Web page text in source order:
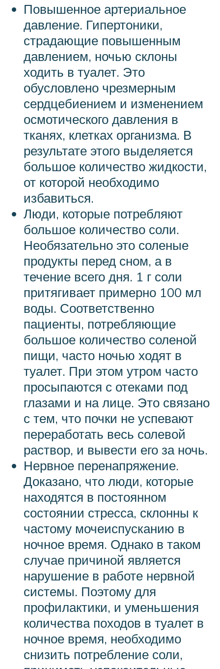
Повышенное артериальное
давление. Гипертоники,
страдающие повышенным
давлением, ночью склоны
ходить в туалет. Это
обусловлено чрезмерным
сердцебиением и изменением
осмотического давления в
тканях, клетках организма. В
результате этого выделяется
большое количество жидкости,
от которой необходимо
избавиться.
Люди, которые потребляют
большое количество соли.
Необязательно это соленые
продукты перед сном, а в
течение всего дня. 1 г соли
притягивает примерно 100 мл
воды. Соответственно
пациенты, потребляющие
большое количество соленой
пищи, часто ночью ходят в
туалет. При этом утром часто
просыпаются с отеками под
глазами и на лице. Это связано
с тем, что почки не успевают
переработать весь солевой
раствор, и вывести его за ночь.
Нервное перенапряжение.
Доказано, что люди, которые
находятся в постоянном
состоянии стресса, склонны к
частому мочеиспусканию в
ночное время. Однако в таком
случае причиной является
нарушение в работе нервной
системы. Поэтому для
профилактики, и уменьшения
количества походов в туалет в
ночное время, необходимо
снизить потребление соли,